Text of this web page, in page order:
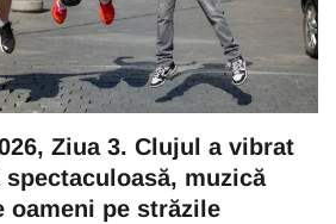
Ziua 3. Clujul a vibrat
muzică
oameni pe străzile